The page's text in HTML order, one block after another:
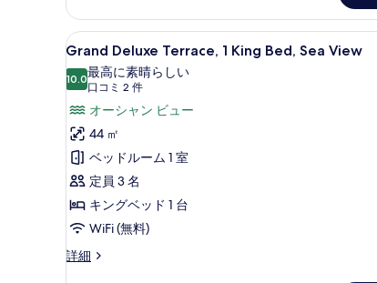
ー
ナ
ー
の
す
べ
て
の
写
真
を
コ
ー
ナ
ー
の
詳
細
写
真
を
表
示
す
る
Twin
Beds,
Sea
View
の
細
Grand
Deluxe
Terrace,
1
King
Bed,
Sea
View
の
す
べ
Grand Deluxe Terrace,
8
Grand Deluxe Terrace, 1 King Bed, Sea View
10.010 点中 10.0
最高に素晴らしい
口コミ 2 件
(口
コ
ミ
件)
オーシャン ビュー
44 ㎡
ベッドルーム 1 室
定員 3 名
キングベッド 1 台
WiFi (無料)
詳細
Grand